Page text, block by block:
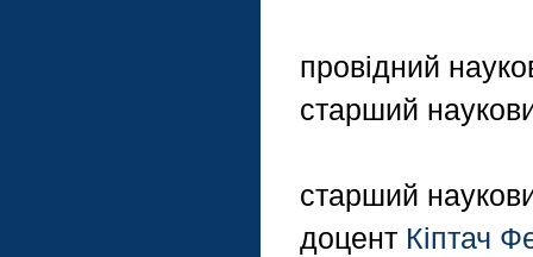
провідний
старший
старший
доцент Кіптач